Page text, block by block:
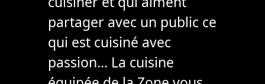
partager avec un public ce
qui est cuisiné avec
passion… La cuisine